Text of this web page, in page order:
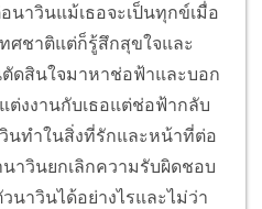
นาวินแม้เธอจะเป็นทุกข์เมื่อ
ทศชาติแต่ก็รู้สึกสุขใจและ
ดสินใจมาหาช่อฟ้าและบอก
ต่งงานกับเธอแต่ช่อฟ้ากลับ
นทำในสิ่งที่รักและหน้าที่ต่อ
าวินยกเลิกความรับผิดชอบ
นาวินได้อย่างไรและไม่ว่า